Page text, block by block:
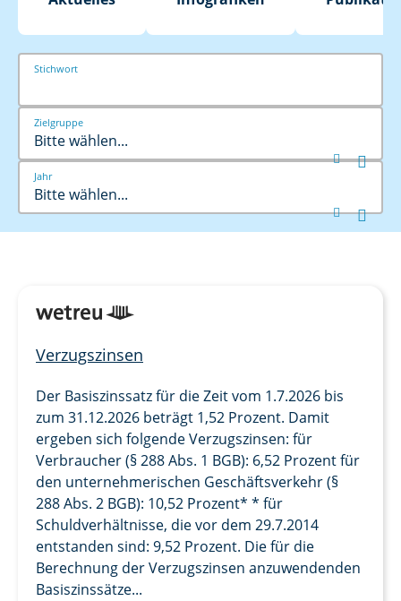
Stichwort
Zielgruppe
Bitte wählen...
 
Jahr
Bitte wählen...
 
Verzugszinsen
Der Basiszinssatz für die Zeit vom 1.7.2026 bis
zum 31.12.2026 beträgt 1,52 Prozent. Damit
ergeben sich folgende Verzugszinsen: für
Verbraucher (§ 288 Abs. 1 BGB): 6,52 Prozent für
den unternehmerischen Geschäftsverkehr (§
288 Abs. 2 BGB): 10,52 Prozent* * für
Schuldverhältnisse, die vor dem 29.7.2014
entstanden sind: 9,52 Prozent. Die für die
Berechnung der Verzugszinsen anzuwendenden
Basiszinssätze...